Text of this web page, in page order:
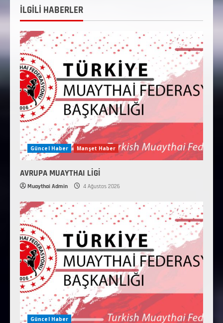
İLGİLİ HABERLER
Güncel Haber Manşet Haber
AVRUPA MUAYTHAI LİGİ
Muaythai Admin 4 Ağustos 2026
Güncel Haber